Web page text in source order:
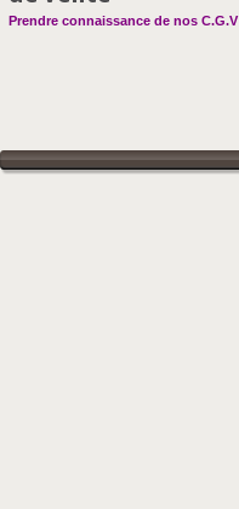
Prendre connaissance de nos C.G.V